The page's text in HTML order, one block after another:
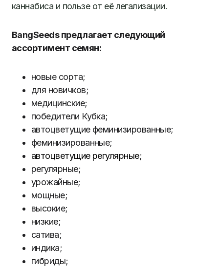
каннабиса и пользе от её легализации.
BangSeeds предлагает следующий
ассортимент семян:
новые сорта;
для новичков;
медицинские;
победители Кубка;
автоцветущие феминизированные;
феминизированные;
автоцветущие регулярные;
регулярные;
урожайные;
мощные;
высокие;
низкие;
сатива;
индика;
гибриды;